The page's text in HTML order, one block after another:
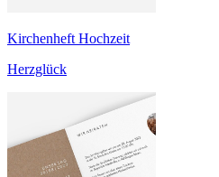
Kirchenheft Hochzeit
Herzglück